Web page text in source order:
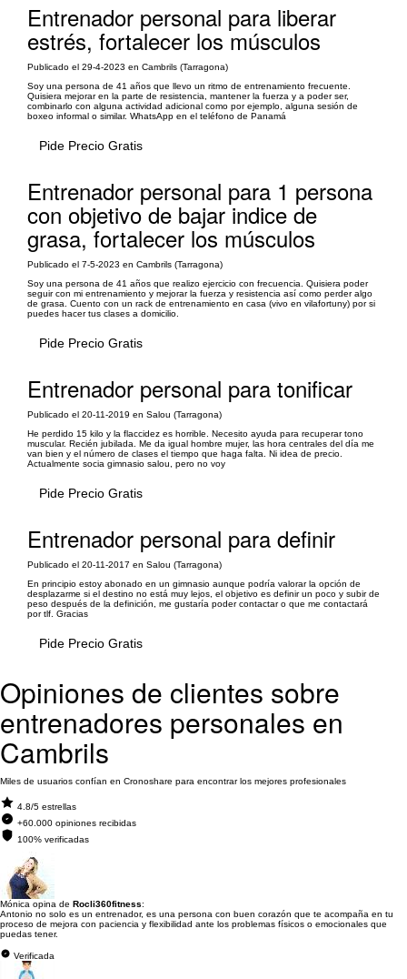
Entrenador personal para liberar
estrés, fortalecer los músculos
Publicado el 29-4-2023 en Cambrils (Tarragona)
Soy una persona de 41 años que llevo un ritmo de entrenamiento frecuente.
Quisiera mejorar en la parte de resistencia, mantener la fuerza y a poder ser,
combinarlo con alguna actividad adicional como por ejemplo, alguna sesión de
boxeo informal o similar. WhatsApp en el teléfono de Panamá
Pide Precio Gratis
Entrenador personal para 1 persona
con objetivo de bajar indice de
grasa, fortalecer los músculos
Publicado el 7-5-2023 en Cambrils (Tarragona)
Soy una persona de 41 años que realizo ejercicio con frecuencia. Quisiera poder
seguir con mi entrenamiento y mejorar la fuerza y resistencia así como perder algo
de grasa. Cuento con un rack de entrenamiento en casa (vivo en vilafortuny) por si
puedes hacer tus clases a domicilio.
Pide Precio Gratis
Entrenador personal para tonificar
Publicado el 20-11-2019 en Salou (Tarragona)
He perdido 15 kilo y la flaccidez es horrible. Necesito ayuda para recuperar tono
muscular. Recién jubilada. Me da igual hombre mujer, las hora centrales del día me
van bien y el número de clases el tiempo que haga falta. Ni idea de precio.
Actualmente socia gimnasio salou, pero no voy
Pide Precio Gratis
Entrenador personal para definir
Publicado el 20-11-2017 en Salou (Tarragona)
En principio estoy abonado en un gimnasio aunque podría valorar la opción de
desplazarme si el destino no está muy lejos, el objetivo es definir un poco y subir de
peso después de la definición, me gustaría poder contactar o que me contactará
por tlf. Gracias
Pide Precio Gratis
Opiniones de clientes sobre
entrenadores personales en
Cambrils
Miles de usuarios confían en Cronoshare para encontrar los mejores profesionales
4.8/5 estrellas
+60.000 opiniones recibidas
100% verificadas
Mónica opina de Rocli360fitness:
Antonio no solo es un entrenador, es una persona con buen corazón que te acompaña en tu
proceso de mejora con paciencia y flexibilidad ante los problemas físicos o emocionales que
puedas tener.
Verificada